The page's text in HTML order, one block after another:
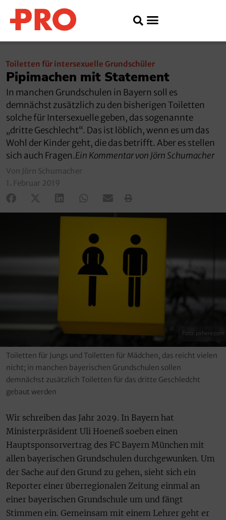
Toiletten für intersexuelle Grundschüler
Pipimachen mit Statement
In manchen Grundschulen in Bayern soll es
demnächst zusätzlich zu den bisherigen Toiletten
solche für Intersexuelle geben, das sogenannte
„dritte Geschlecht“. Das ist löblich, wenn es um das
Wohl der Kinder geht, die das betrifft. Aber es stellen
sich auch Fragen.Ein Kommentar von Jörn Schumacher
Von Jörn Schumacher
1. Februar 2019
Foto: pxhere.com
Toiletten für Jungs und Toiletten für Mädchen, das reicht vielen
nicht; in manchen bayerischen Grundschulen sollen
demnächst zusätzlich Toiletten für das dritte Geschledcht
gebaut werden
Wir schreiben das Jahr 2029. In Bayern hat
Ministerpräsident Uli Hoeneß soeben einen
Hauptsponsorvertrag des FC Bayern München mit
allen bayerischen Grundschulen durchgewunken. Um
der Sache auf den Grund zu gehen, sieht sich ein
Reporter einer überregionalen Zeitung einmal an
einer bayerischen Grundschule um und fängt
Stimmen ein. Gemeinsam mit einem Lehrer geht er